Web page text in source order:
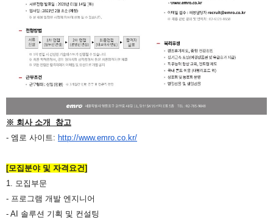
※ 회사 소개 참고
- 엠로 사이트: http://www.emro.co.kr/
[모집분야 및 자격요건]
1. 모집부문
- 프로그램 개발 엔지니어
- AI 솔루션 기획 및 컨설팅